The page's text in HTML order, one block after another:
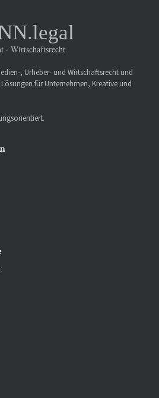
· Wirtschaftsrecht
, Urheber- und Wirtschaftsrecht und
für Unternehmen, Kreative und